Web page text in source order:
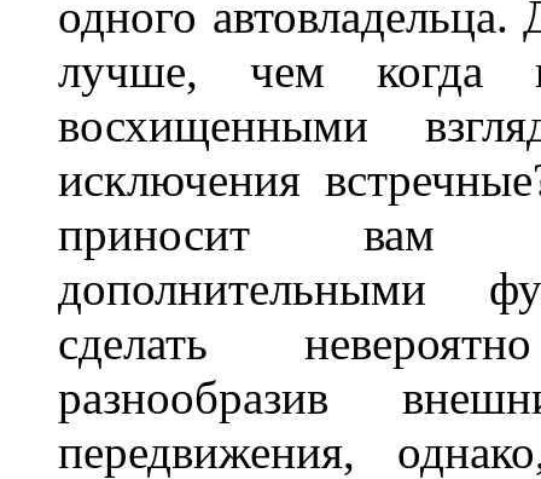
одного
лучше, чем когда
восхищенными
исключения
приносит вам
дополнительными
сделать
разнообразив
передвижения,